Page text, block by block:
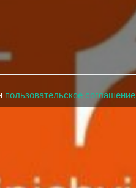
пользовательское соглашение